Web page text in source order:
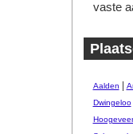
vaste
Aalden
Dwingeloo